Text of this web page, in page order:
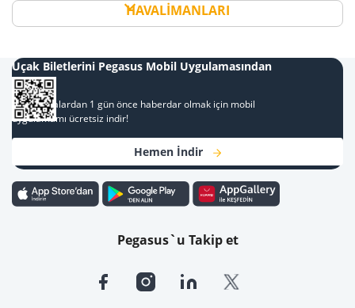
HAVALİMANLARI
Uçak Biletlerini Pegasus Mobil Uygulamasından
Al
Kampanyalardan 1 gün önce haberdar olmak için mobil
uygulamamı ücretsiz indir!
Hemen İndir
Pegasus`u Takip et